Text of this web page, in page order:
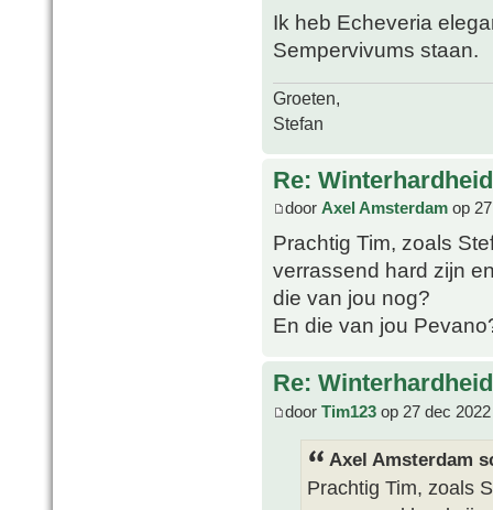
Ik heb Echeveria
Sempervivums staan.
Groeten,
Stefan
Re:
door Axel Amsterdam op
Prachtig Tim, zoals
verrassend hard zijn
die van jou nog?
En die van jou
Re:
door Tim123 op 27 dec
Axel Amsterdam
Prachtig Tim, zoals